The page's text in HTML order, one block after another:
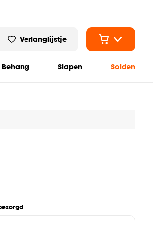
Verlanglijstje
Behang Slapen Solden